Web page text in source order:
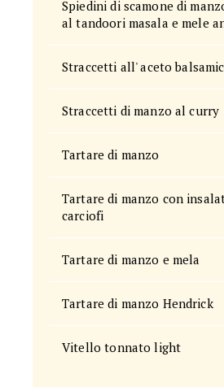
Spiedini di scamone di
al tandoori masala e mele
Straccetti all' aceto
Straccetti di manzo al curry
Tartare di manzo
Tartare di manzo con
carciofi
Tartare di manzo e mela
Tartare di manzo Hendrick
Vitello tonnato light